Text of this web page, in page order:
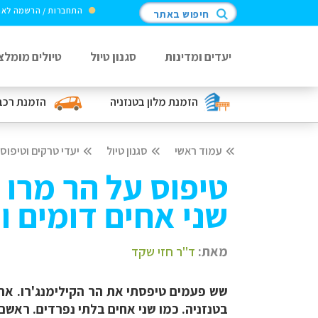
הזמנת מלוןבטנזניה הזמנת
התחברות / הרשמה חיפוש באתר
יעדים ומדינות סגנון טיול טיולים
עמוד ראשי סגנון טיול יעדי טרקים
טיפוס על הר מרו
שני אחים דומים
מאת: ד"ר חזי שקד
בטנזניה. כמו שני אחים בלתי נפרדים.